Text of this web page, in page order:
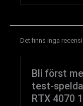
Det finns inga
Bli först
test-
RTX 4070